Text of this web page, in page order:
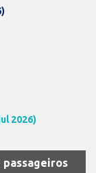
2026)
passageiros